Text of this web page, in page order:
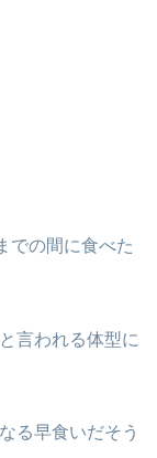
での間に食べた
言われる体型に
る早食いだそう